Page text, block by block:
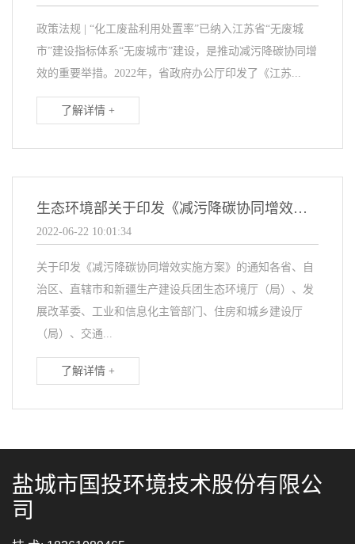
政策法规 | “化工废盐利用处置率”已纳入江苏省“无废城
市”建设指标体系“无废城市”建设，是推动减污降碳协同增
效的重要举措。2022年，省政府办公厅印发了《江苏...
了解详情 +
生态环境部关于印发《减污降碳协同增效实施方案》的通知
2022-06-22 10:01:34
关于印发《减污降碳协同增效实施方案》的通知各省、自
治区、直辖市和新疆生产建设兵团生态环境厅（局）、发
展改革委、工业和信息化主管部门、住房和城乡建设厅
（局）、交通...
了解详情 +
盐城市国投环境技术股份有限公
司